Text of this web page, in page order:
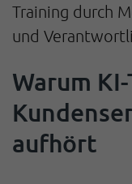
Training durch
und
Warum
aufhört